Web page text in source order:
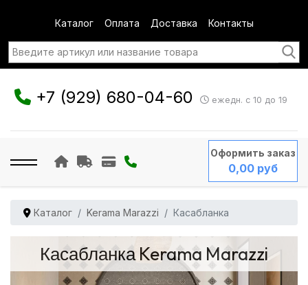
Каталог Оплата Доставка Контакты
+7 (929) 680-04-60 ежедн. с 10 до 19
Оформить заказ
0,00 руб
Каталог Kerama Marazzi Касабланка
Касабланка Kerama Marazzi